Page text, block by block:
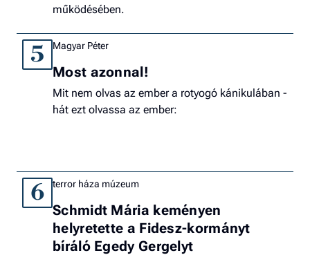
működésében.
5 Magyar Péter
Most azonnal!
Mit nem olvas az ember a rotyogó kánikulában -
hát ezt olvassa az ember:
6 terror háza múzeum
Schmidt Mária keményen
helyretette a Fidesz-kormányt
bíráló Egedy Gergelyt